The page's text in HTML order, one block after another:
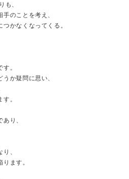
も、
のことを考え、
かなくなってくる。
。
か疑問に思い、
。
り、
、
ます。